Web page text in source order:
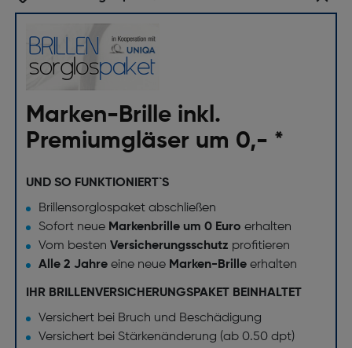
Marken-Brille inkl.
Premiumgläser um 0,- *
UND SO FUNKTIONIERT`S
Brillensorglospaket abschließen
Sofort neue Markenbrille um 0 Euro erhalten
Vom besten Versicherungsschutz profitieren
Alle 2 Jahreeine neue Marken-Brille erhalten
IHR BRILLENVERSICHERUNGSPAKET BEINHALTET
Versichert bei Bruch und Beschädigung
Versichert bei Stärkenänderung (ab 0.50 dpt)